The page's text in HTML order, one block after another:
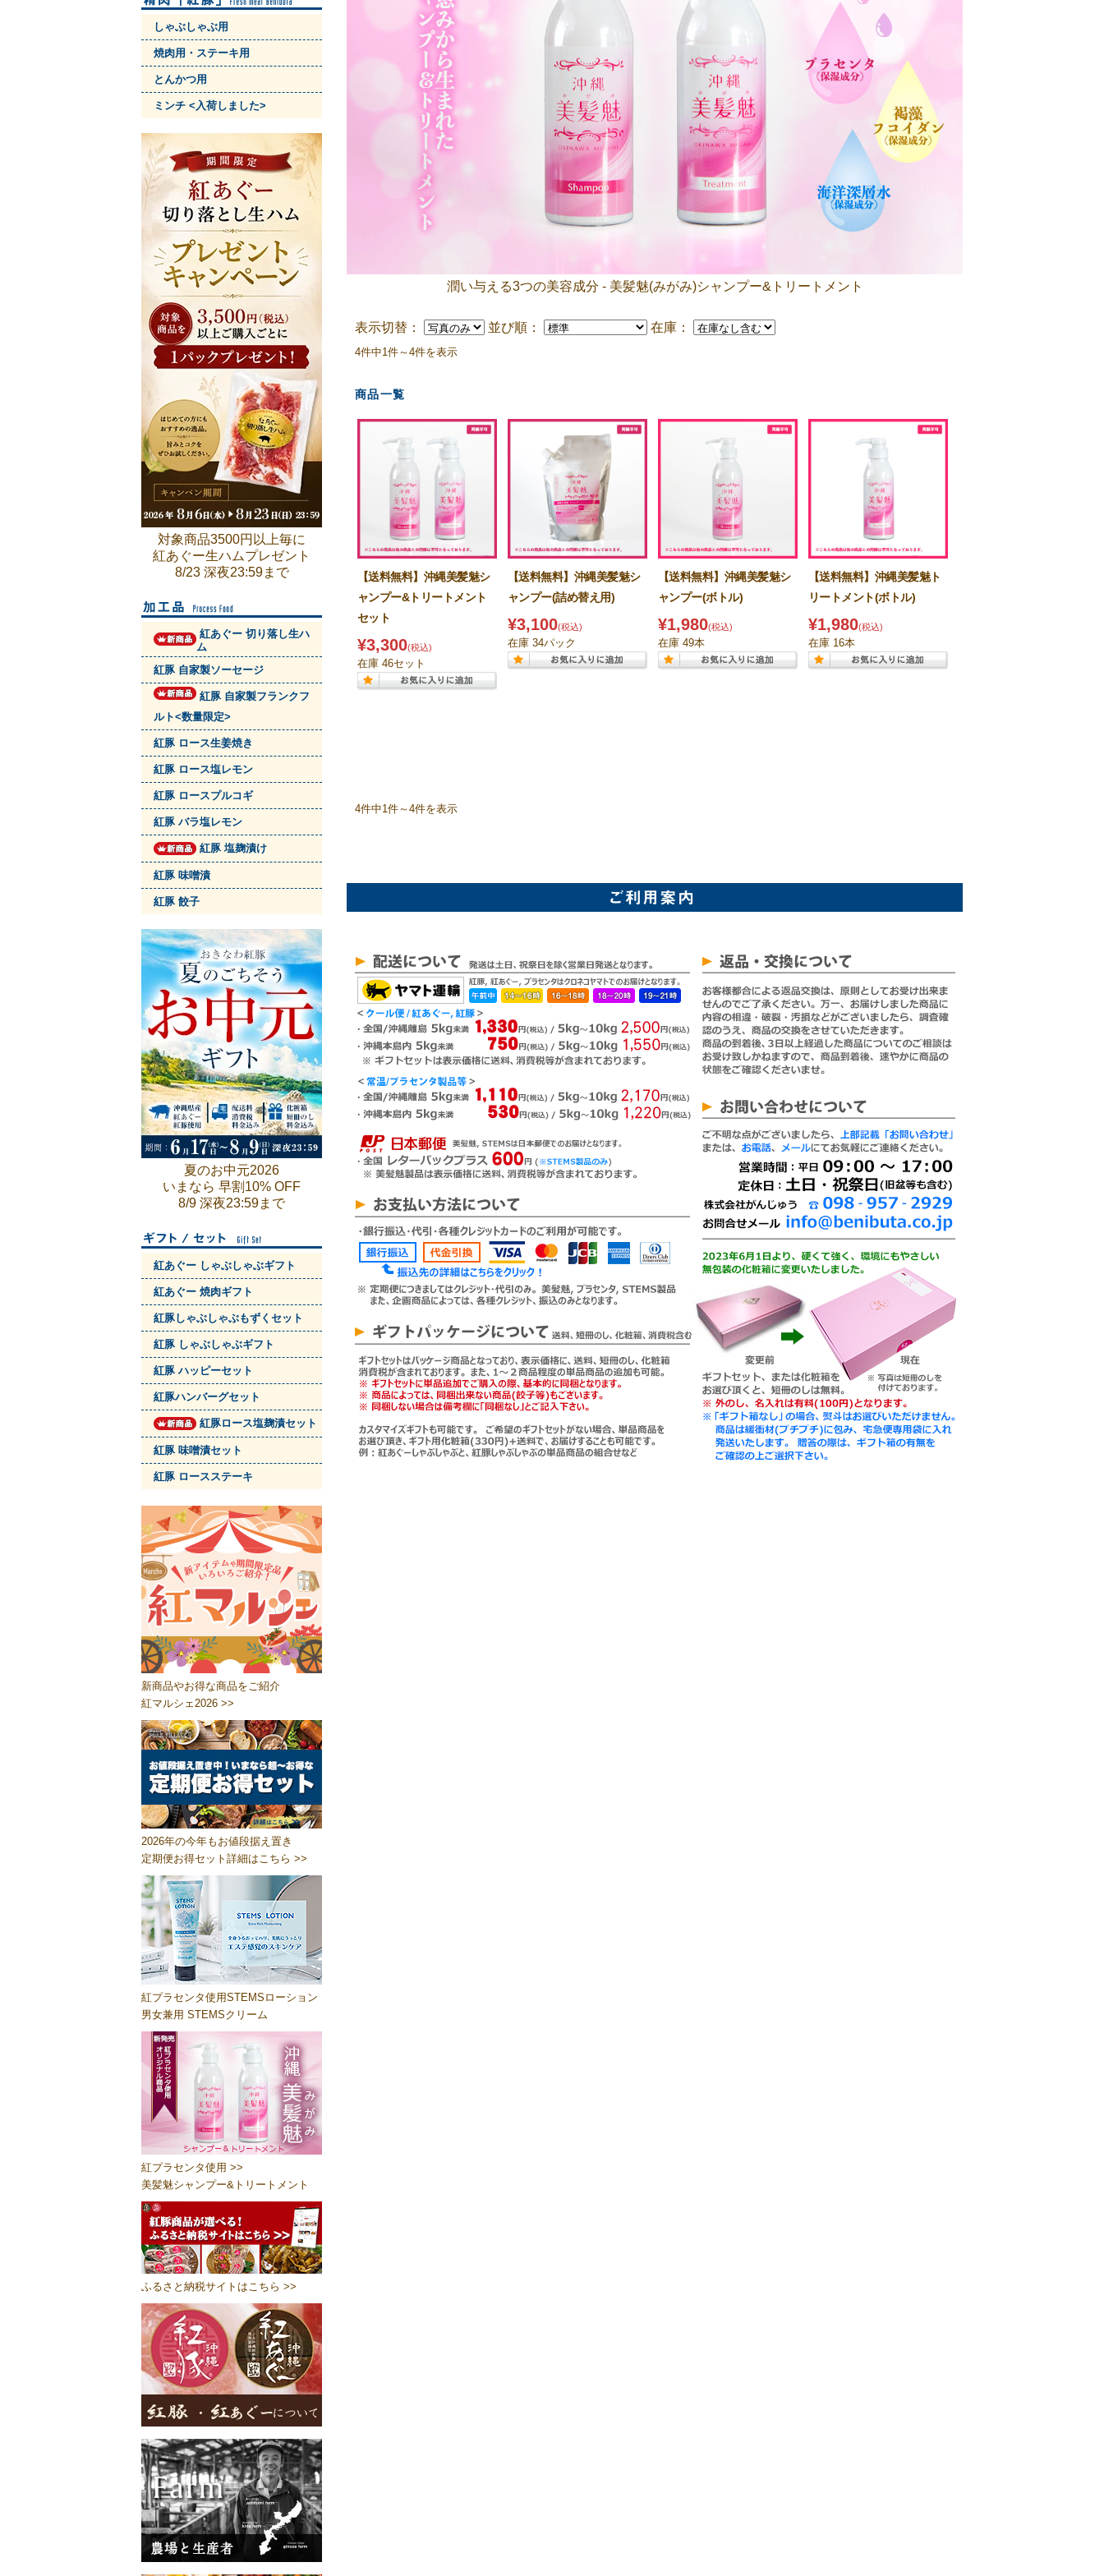
潤い与える3つの美容成分 - 美髪魅(みがみ)シャンプー&トリートメント
表示切替： 並び順： 在庫：
4件中1件～4件を表示
商品一覧
【送料無料】沖縄美髪魅シ
ャンプー&トリートメント
セット
¥3,300(税込)
在庫 46セット
【送料無料】沖縄美髪魅シ
ャンプー(詰め替え用)
¥3,100(税込)
在庫 34パック
【送料無料】沖縄美髪魅シ
ャンプー(ボトル)
¥1,980(税込)
在庫 49本
【送料無料】沖縄美髪魅ト
リートメント(ボトル)
¥1,980(税込)
在庫 16本
4件中1件～4件を表示
しゃぶしゃぶ用
焼肉用・ステーキ用
とんかつ用
ミンチ <入荷しました>
対象商品3500円以上毎に
紅あぐー生ハムプレゼント
8/23 深夜23:59まで
紅あぐー 切り落し生ハ
ム
紅豚 自家製ソーセージ
紅豚 自家製フランクフ
ルト<数量限定>
紅豚 ロース生姜焼き
紅豚 ロース塩レモン
紅豚 ロースプルコギ
紅豚 バラ塩レモン
紅豚 塩麹漬け
紅豚 味噌漬
紅豚 餃子
夏のお中元2026
いまなら 早割10% OFF
8/9 深夜23:59まで
紅あぐー しゃぶしゃぶギフト
紅あぐー 焼肉ギフト
紅豚しゃぶしゃぶもずくセット
紅豚 しゃぶしゃぶギフト
紅豚 ハッピーセット
紅豚ハンバーグセット
紅豚ロース塩麹漬セット
紅豚 味噌漬セット
紅豚 ロースステーキ
新商品やお得な商品をご紹介
紅マルシェ2026 >>
2026年の今年もお値段据え置き
定期便お得セット詳細はこちら >>
紅プラセンタ使用STEMSローション
男女兼用 STEMSクリーム
紅プラセンタ使用 >>
美髪魅シャンプー&トリートメント
ふるさと納税サイトはこちら >>